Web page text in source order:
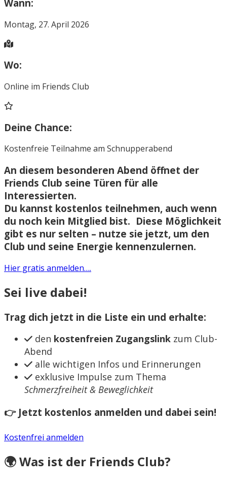
Wann:
Montag, 27. April 2026
Wo:
Online im Friends Club
Deine Chance:
Kostenfreie Teilnahme am Schnupperabend
An diesem besonderen Abend öffnet der
Friends Club seine Türen für alle
Interessierten.
Du kannst kostenlos teilnehmen, auch wenn
du noch kein Mitglied bist. Diese Möglichkeit
gibt es nur selten – nutze sie jetzt, um den
Club und seine Energie kennenzulernen.
Hier gratis anmelden….
Sei live dabei!
Trag dich jetzt in die Liste ein und erhalte:
den kostenfreien Zugangslink zum Club-
Abend
alle wichtigen Infos und Erinnerungen
exklusive Impulse zum Thema
Schmerzfreiheit & Beweglichkeit
👉 Jetzt kostenlos anmelden und dabei sein!
Kostenfrei anmelden
🌍 Was ist der Friends Club?